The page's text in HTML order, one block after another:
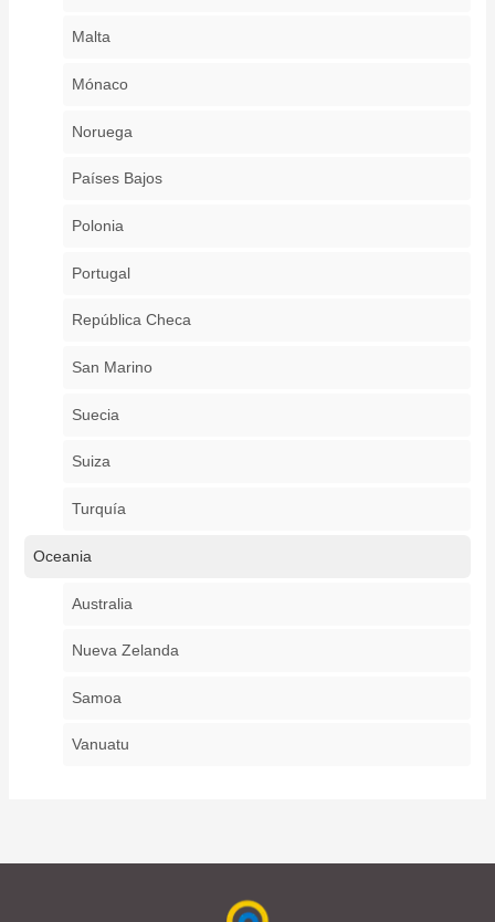
Malta
Mónaco
Noruega
Países Bajos
Polonia
Portugal
República Checa
San Marino
Suecia
Suiza
Turquía
Oceania
Australia
Nueva Zelanda
Samoa
Vanuatu